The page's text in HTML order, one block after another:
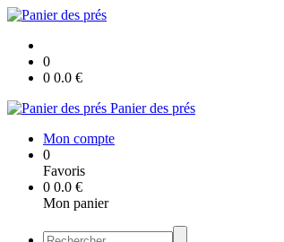
0
0 0.0 €
Panier des prés
Mon compte
0
Favoris
0 0.0 €
Mon panier